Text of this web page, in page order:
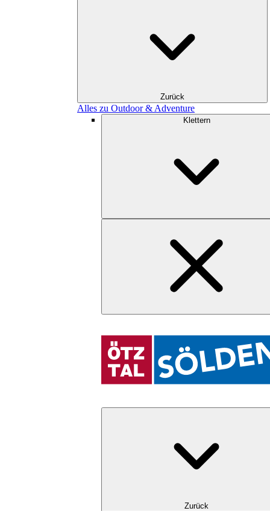
Zurück
Alles zu Outdoor & Adventure
Klettern
Zurück